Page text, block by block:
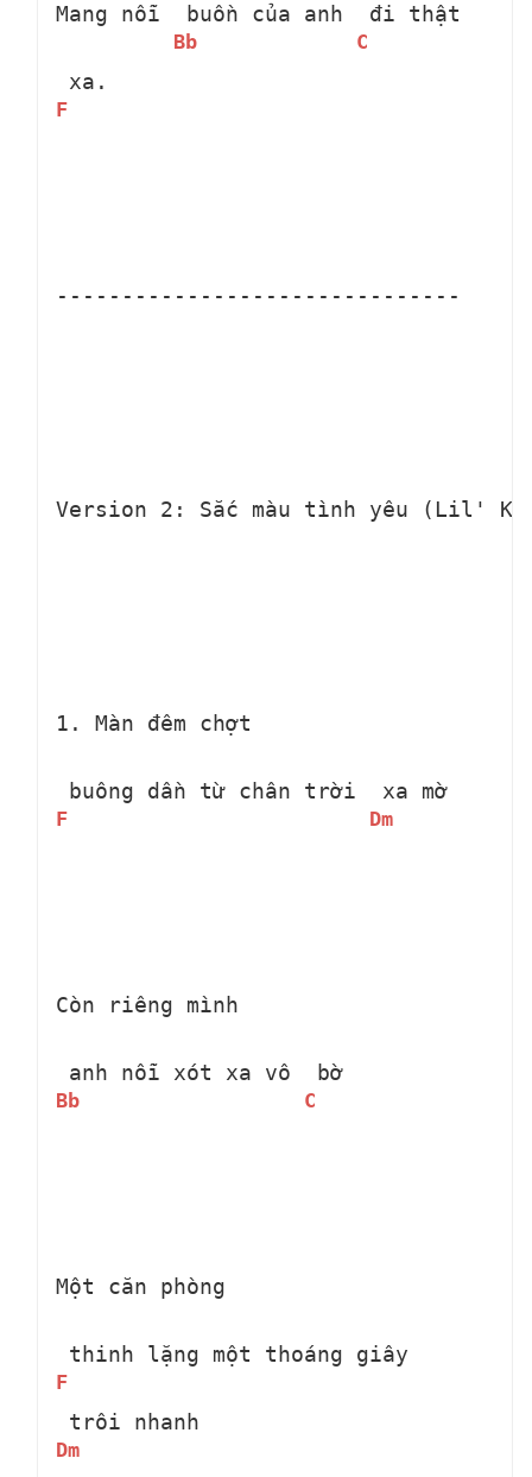
Mang nỗi
Bb
buồn của anh
C
đi thật
F
xa.
-------------------------------
Version 2: Sắc màu tình yêu (Lil'
1. Màn đêm chợt
F
buông dần từ chân trời
Dm
xa mờ
Còn riêng mình
Bb
anh nỗi xót xa vô
C
bờ
Một căn phòng
F
thinh lặng một thoáng giây
Dm
trôi nhanh